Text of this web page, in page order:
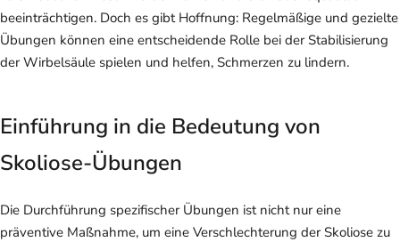
beeinträchtigen. Doch es gibt Hoffnung: Regelmäßige und gezielte
Übungen können eine entscheidende Rolle bei der Stabilisierung
der Wirbelsäule spielen und helfen, Schmerzen zu lindern.
Einführung in die Bedeutung von
Skoliose-Übungen
Die Durchführung spezifischer Übungen ist nicht nur eine
präventive Maßnahme, um eine Verschlechterung der Skoliose zu